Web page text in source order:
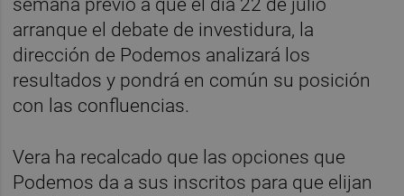
semana previo a que el día 22 de julio
arranque el debate de investidura, la
dirección de Podemos analizará los
resultados y pondrá en común su posición
con las confluencias.
Vera ha recalcado que las opciones que
Podemos da a sus inscritos para que elijan